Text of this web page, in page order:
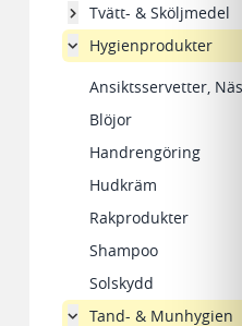
Tvätt- & Sköljmedel
Hygienprodukter
Ansiktsservetter,
Blöjor
Handrengöring
Hudkräm
Rakprodukter
Shampoo
Solskydd
Tand- & Munhygien